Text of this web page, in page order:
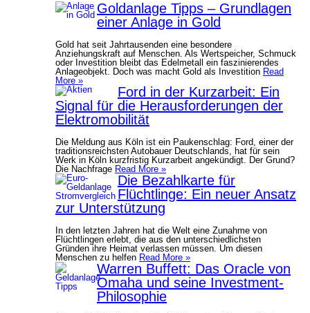
Goldanlage Tipps – Grundlagen
einer Anlage in Gold
Gold hat seit Jahrtausenden eine besondere
Anziehungskraft auf Menschen. Als Wertspeicher, Schmuck
oder Investition bleibt das Edelmetall ein faszinierendes
Anlageobjekt. Doch was macht Gold als Investition Read
More »
Ford in der Kurzarbeit: Ein
Signal für die Herausforderungen der
Elektromobilität
Die Meldung aus Köln ist ein Paukenschlag: Ford, einer der
traditionsreichsten Autobauer Deutschlands, hat für sein
Werk in Köln kurzfristig Kurzarbeit angekündigt. Der Grund?
Die Nachfrage Read More »
Die Bezahlkarte für
Flüchtlinge: Ein neuer Ansatz
zur Unterstützung
In den letzten Jahren hat die Welt eine Zunahme von
Flüchtlingen erlebt, die aus den unterschiedlichsten
Gründen ihre Heimat verlassen müssen. Um diesen
Menschen zu helfen Read More »
Warren Buffett: Das Oracle von
Omaha und seine Investment-
Philosophie